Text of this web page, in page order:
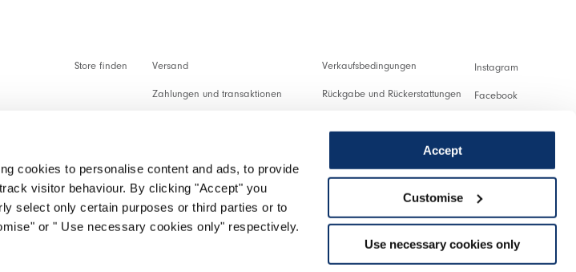
cookies to personalise content and ads, to provide
visitor behaviour. By clicking "Accept" you
select only certain purposes or third parties or to
or " Use necessary cookies only" respectively.
Accept
Customise
Use necessary cookies only
Store finden Versand
Zahlungen und transaktionen
Rückgabe veranlassen
Verkaufsbedingungen
Rückgabe und Rückerstattungen
Cookies
Instagram
Facebook
Twitter
Spotify